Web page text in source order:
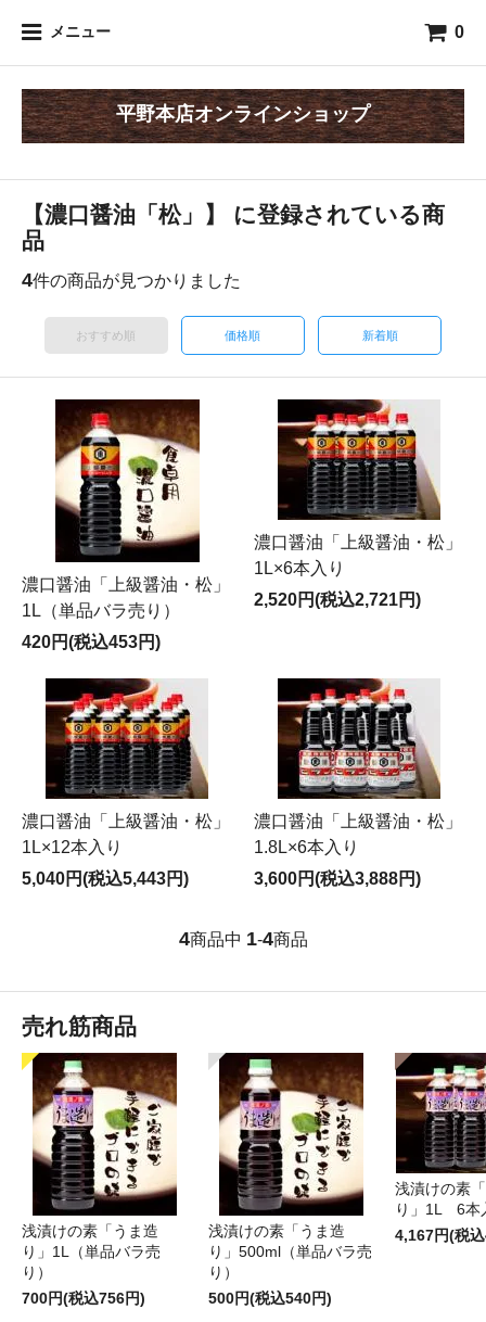
メニュー 0
平野本店オンラインショップ
【濃口醤油「松」】 に登録されている商
品
4件の商品が見つかりました
おすすめ順 価格順 新着順
濃口醤油「上級醤油・松」
1L（単品バラ売り）
420円(税込453円)
濃口醤油「上級醤油・松」
1L×6本入り
2,520円(税込2,721円)
濃口醤油「上級醤油・松」
1L×12本入り
5,040円(税込5,443円)
濃口醤油「上級醤油・松」
1.8L×6本入り
3,600円(税込3,888円)
4商品中 1-4商品
売れ筋商品
浅漬けの素「うま造
り」1L（単品バラ売
り）
700円(税込756円)
浅漬けの素「うま造
り」500ml（単品バラ売
り）
500円(税込540円)
浅漬けの素
り」1L 6本
4,167円(税